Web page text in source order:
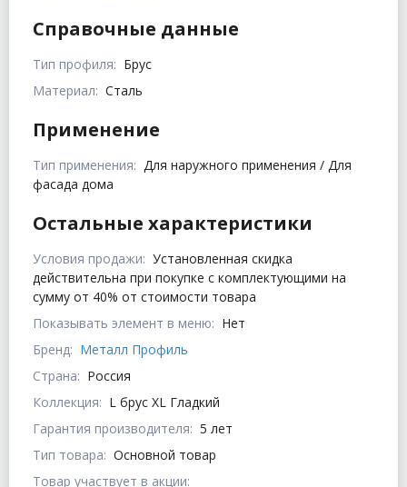
Справочные данные
Тип профиля: Брус
Материал: Сталь
Применение
Тип применения: Для наружного применения / Для
фасада дома
Остальные характеристики
Условия продажи: Установленная скидка
действительна при покупке с комплектующими на
сумму от 40% от стоимости товара
Показывать элемент в меню: Нет
Бренд: Металл Профиль
Страна: Россия
Коллекция: L брус XL Гладкий
Гарантия производителя: 5 лет
Тип товара: Основной товар
Товар участвует в акции: